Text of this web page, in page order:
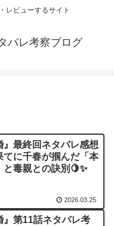
レビューするサイト
バレ考察ブログ
』最終回ネタバレ感想
てに千春が掴んだ「本
と毒親との訣別🍋✨
2026.03.25
』第11話ネタバレ考